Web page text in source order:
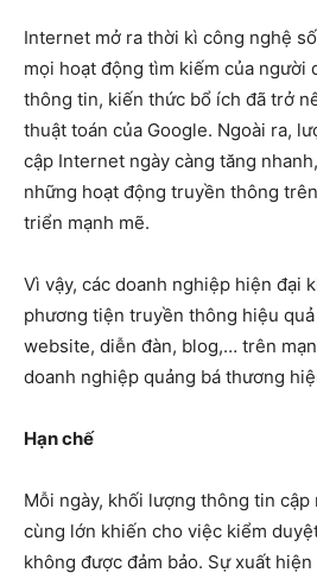
Internet mở ra thời kì công nghệ
mọi hoạt động tìm kiếm của người
thông tin, kiến thức bổ ích đã trở
thuật toán của Google. Ngoài ra,
cập Internet ngày càng tăng
những hoạt động truyền thông
triển mạnh mẽ.
Vì vậy, các doanh nghiệp hiện đại
phương tiện truyền thông hiệu
website, diễn đàn, blog,… trên
doanh nghiệp quảng bá thương
Hạn chế
Mỗi ngày, khối lượng thông tin
cùng lớn khiến cho việc kiểm
không được đảm bảo. Sự xuất